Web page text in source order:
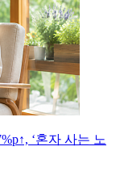
‘혼자 사는 노